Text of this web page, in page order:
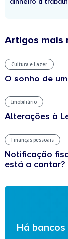
dinheiro a
Artigos mais
Cultura e Lazer
O sonho de
Imobiliário
Alterações à
Finanças pessoais
Notificação
está a contar?
Há